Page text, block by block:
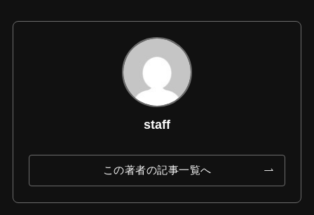
staff
この著者の記事一覧へ